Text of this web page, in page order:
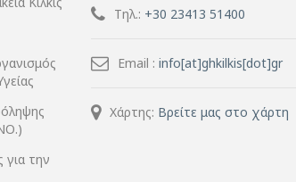
για την
Τηλ.: +30 23413 51400
Email : info[at]ghkilkis[dot]gr
Χάρτης: Βρείτε μας στο χάρτη